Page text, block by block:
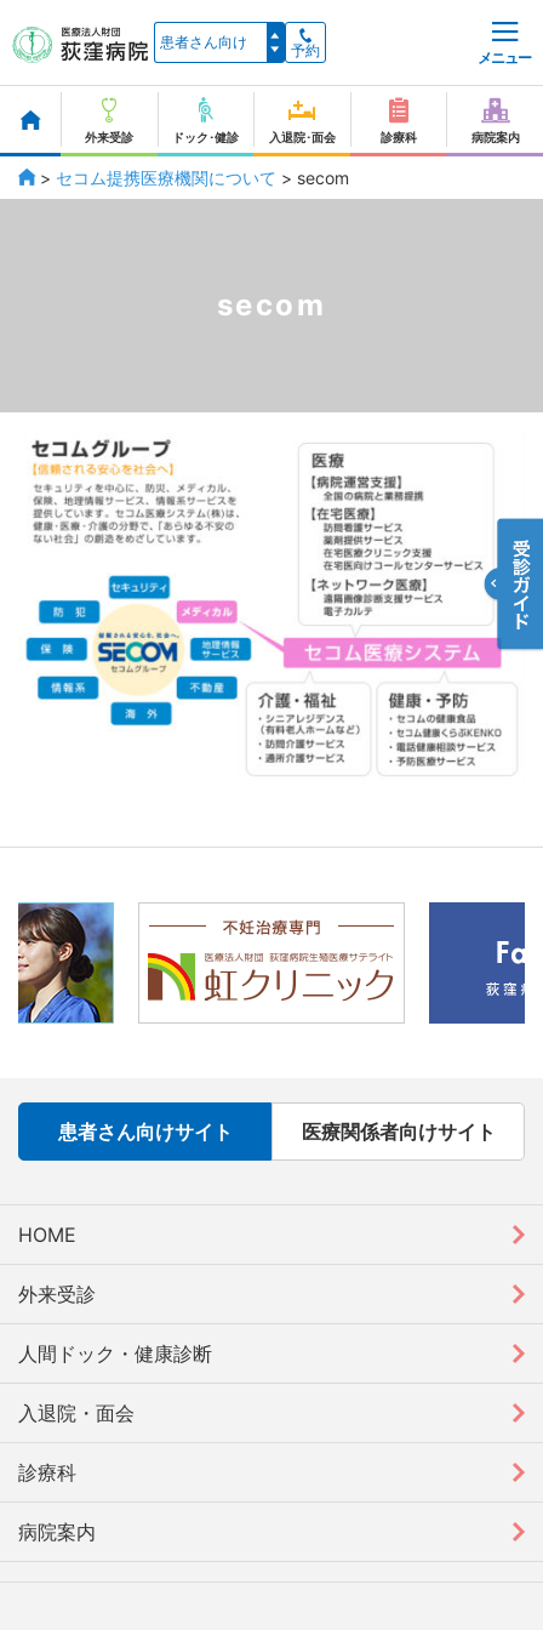
予約 メニュー
外来受診 ドック･健診 入退院･面会 診療科 病院案内
> セコム提携医療機関について > secom
secom
患者さん向けサイト 医療関係者向けサイト
HOME
外来受診
人間ドック・健康診断
入退院・面会
診療科
病院案内